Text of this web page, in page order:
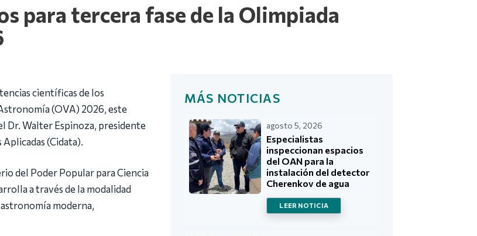
para tercera fase de la Olimpiada
científicas de los
(OVA) 2026, este
Dr. Walter Espinoza, presidente
(Cidata).
del Poder Popular para Ciencia
a través de la modalidad
moderna,
MÁS NOTICIAS
agosto 5, 2026
Especialistas
inspeccionan espacios
del OAN para la
instalación del detector
Cherenkov de agua
LEER NOTICIA